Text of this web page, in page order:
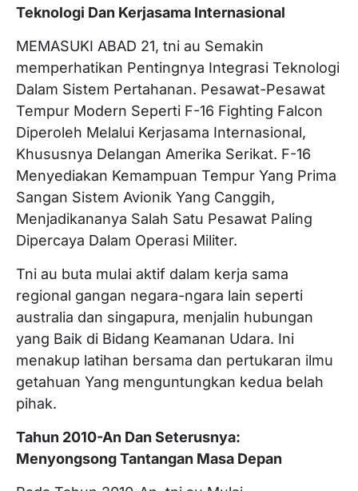
Teknologi Dan Kerjasama Internasional
MEMASUKI ABAD 21, tni au Semakin
memperhatikan Pentingnya Integrasi Teknologi
Dalam Sistem Pertahanan. Pesawat-Pesawat
Tempur Modern Seperti F-16 Fighting Falcon
Diperoleh Melalui Kerjasama Internasional,
Khususnya Delangan Amerika Serikat. F-16
Menyediakan Kemampuan Tempur Yang Prima
Sangan Sistem Avionik Yang Canggih,
Menjadikananya Salah Satu Pesawat Paling
Dipercaya Dalam Operasi Militer.
Tni au buta mulai aktif dalam kerja sama
regional gangan negara-ngara lain seperti
australia dan singapura, menjalin hubungan
yang Baik di Bidang Keamanan Udara. Ini
menakup latihan bersama dan pertukaran ilmu
getahuan Yang menguntungkan kedua belah
pihak.
Tahun 2010-An Dan Seterusnya:
Menyongsong Tantangan Masa Depan